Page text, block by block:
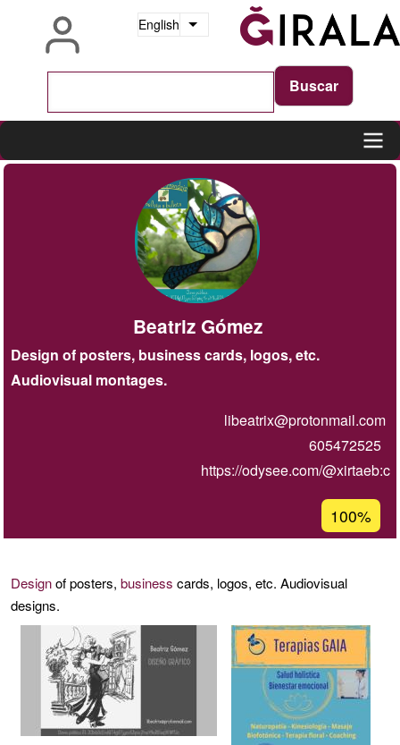
English List additional actions
Beatriz Gómez
Design of posters, business cards, logos, etc.
Audiovisual montages.
libeatrix@protonmail.com
605472525
https://odysee.com/@xirtaeb:c
percentage
Ğ1
100%
Designof posters, business cards, logos, etc. Audiovisual
designs.